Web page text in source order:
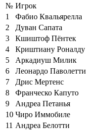
№ Игрок
1
Фабио Квальярелла
2
Дуван Сапата
3
Кшиштоф Пёнтек
4
Криштиану Роналду
5
Аркадиуш Милик
6
Леонардо Паволетти
7
Дрис Мертенс
8
Франческо Капуто
9
Андреа Петанья
10 Чиро Иммобиле
11 Андреа Белотти